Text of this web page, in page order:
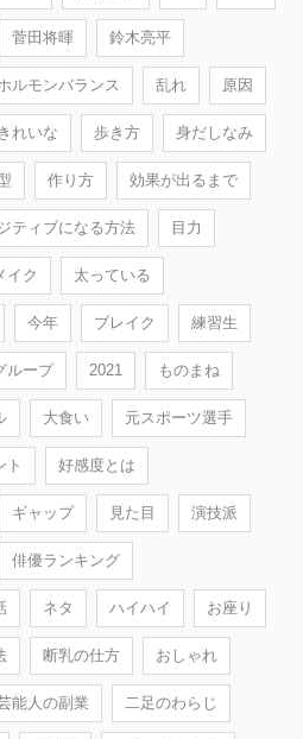
菅田将暉 鈴木亮平
ルモンバランス 乱れ 原因
きれいな 歩き方 身だしなみ
作り方 効果が出るまで
ティブになる方法 目力
イク 太っている
今年 ブレイク 練習生
ループ 2021 ものまね
大食い 元スポーツ選手
ト 好感度とは
ギャップ 見た目 演技派
俳優ランキング
ネタ ハイハイ お座り
断乳の仕方 おしゃれ
能人の副業 二足のわらじ